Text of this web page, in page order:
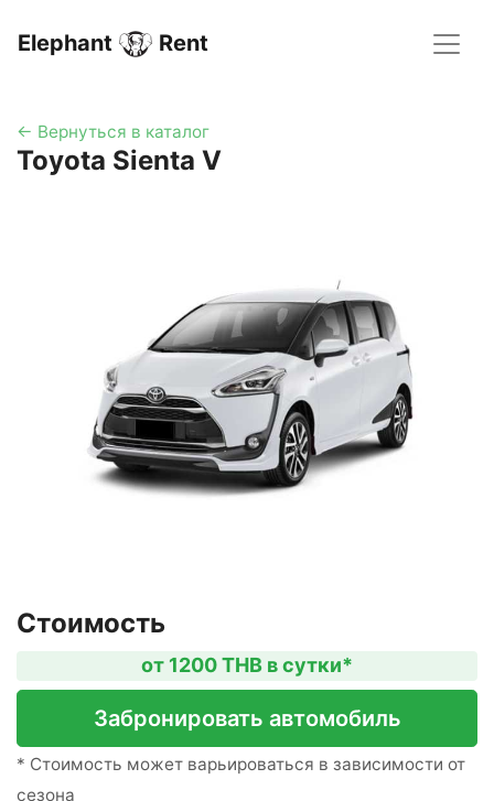
Elephant Rent
← Вернуться в каталог
Toyota Sienta V
Стоимость
от 1200 THB в сутки*
Забронировать автомобиль
* Стоимость может варьироваться в зависимости от
сезона